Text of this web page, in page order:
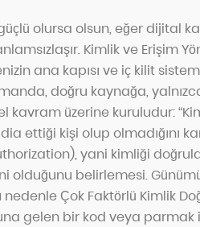
olursa olsun, eğer dijital
Kimlik ve Erişim
ana kapısı ve iç kilit
doğru kaynağa,
üzerine kuruludur:
ettiği kişi olup olmadığını
yani kimliği
olduğunu belirlemesi.
Çok Faktörlü Kimlik
gelen bir kod veya parmak